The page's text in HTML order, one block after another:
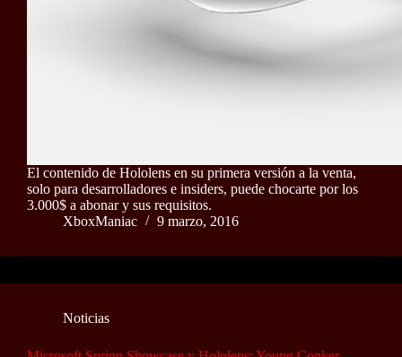
El contenido de Hololens en su primera versión a la venta,
solo para desarrolladores e insiders, puede chocarte por los
3.000$ a abonar y sus requisitos.
XboxManiac
9 marzo, 2016
Noticias